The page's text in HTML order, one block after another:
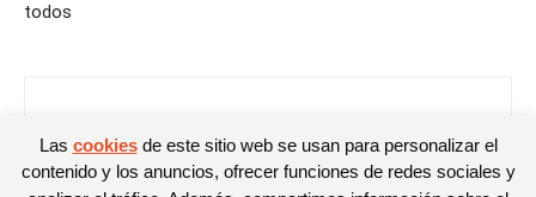
todos
Las cookiesde este sitio web se usan para personalizar el
contenido y los anuncios, ofrecer funciones de redes sociales y